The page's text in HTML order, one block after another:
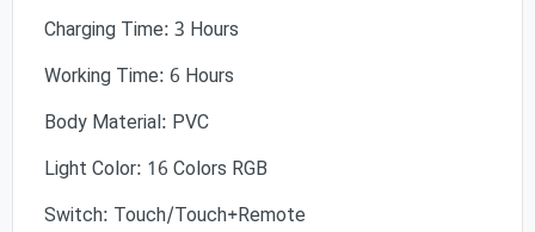
Charging Time: 3 Hours
Working Time: 6 Hours
Body Material: PVC
Light Color: 16 Colors RGB
Switch: Touch/Touch+Remote